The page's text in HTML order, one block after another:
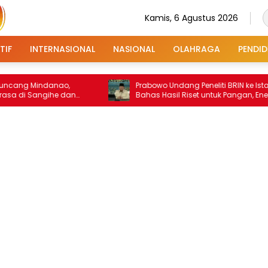
Kamis, 6 Agustus 2026
INTERNASIONAL NASIONAL OLAHRAGA
dan
Prabowo Undang Peneliti BRIN ke Istana,
Bahas Hasil Riset untuk Pangan, Energi,
hingga Sampah